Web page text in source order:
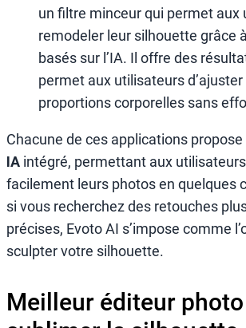
un filtre minceur qui permet aux
remodeler leur silhouette grâce
basés sur l’IA. Il offre des
permet aux utilisateurs
proportions corporelles sans
Chacune de ces applications propose
IA intégré, permettant aux
facilement leurs photos en quelques
si vous recherchez des retouches
précises, Evoto AI s’impose comme
sculpter votre silhouette.
Meilleur éditeur